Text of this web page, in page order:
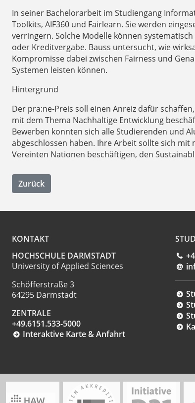
In seiner Bachelorarbeit im Studiengang
Toolkits, AIF360 und Fairlearn. Sie werden
verringern. Solche Modelle können
oder Kreditvergabe. Bauss untersucht, wie
Kompromisse dabei zwischen Fairness und
Systemen leisten können.
Hintergrund
Der pra:ne-Preis soll einen Anreiz dafür
mit dem Thema Nachhaltige Entwicklung
Bewerben konnten sich alle Studierenden und
abgeschlossen haben. Ihre Arbeit sollte sich
Vereinten Nationen beschäftigen, den
Zurück
KONTAKT
HOCHSCHULE DARMSTADT
University of Applied Sciences
Schöfferstraße 3
64295 Darmstadt
ZENTRALE
+49.6151.533-5000
Interaktive Karte & Anfahrt